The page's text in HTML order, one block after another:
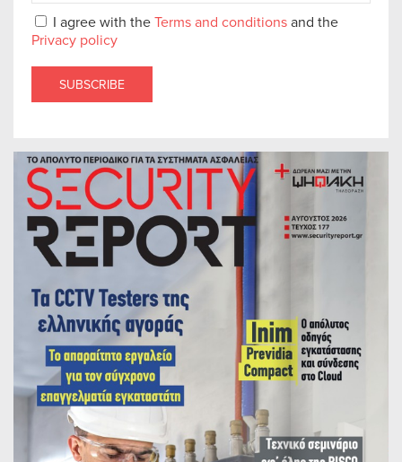
I agree with theTerms and conditionsand the
Privacy policy
SUBSCRIBE